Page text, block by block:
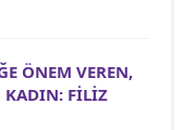
ÖNEM VEREN,
KADIN: FİLİZ